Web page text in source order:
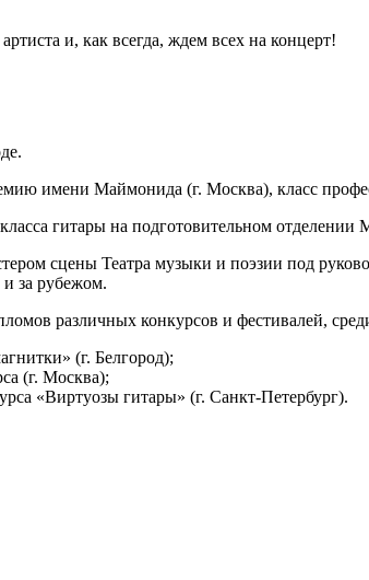
и, как всегда, ждем всех на концерт!
имени Маймонида (г. Москва), класс
гитары на подготовительном
сцены Театра музыки и поэзии под
за рубежом.
различных конкурсов и фестивалей,
(г. Белгород);
(г. Москва);
«Виртуозы гитары» (г. Санкт-Петербург).